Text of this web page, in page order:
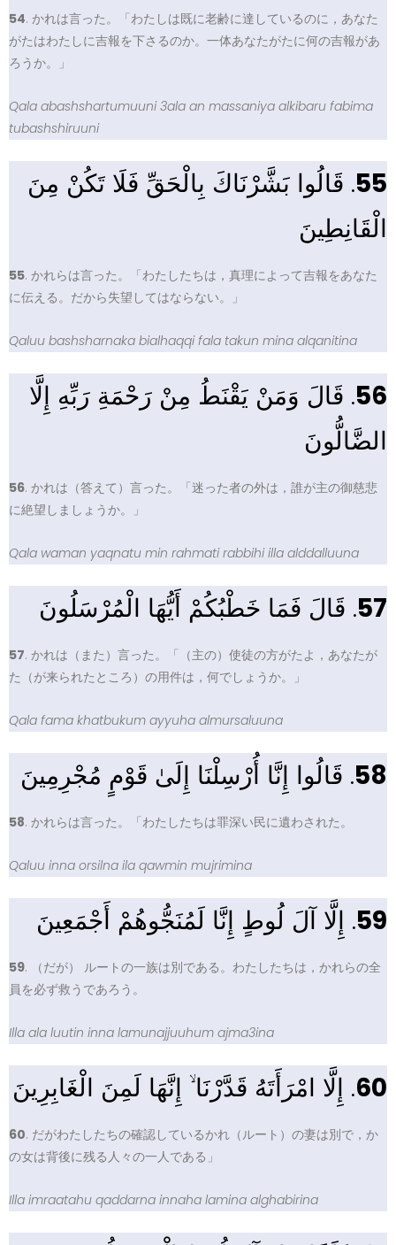
54. かれは言った。「わたしは既に老齢に達しているのに，あなた
がたはわたしに吉報を下さるのか。一体あなたがたに何の吉報があ
ろうか。」
Qala abashshartumuuni 3ala an massaniya alkibaru fabima
tubashshiruuni
55. قَالُوا بَشَّرْنَاكَ بِالْحَقِّ فَلَا تَكُنْ مِنَ
الْقَانِطِينَ
55. かれらは言った。「わたしたちは，真理によって吉報をあなた
に伝える。だから失望してはならない。」
Qaluu bashsharnaka bialhaqqi fala takun mina alqanitina
56. قَالَ وَمَنْ يَقْنَطُ مِنْ رَحْمَةِ رَبِّهِ إِلَّا
الضَّالُّونَ
56. かれは（答えて）言った。「迷った者の外は，誰が主の御慈悲
に絶望しましょうか。」
Qala waman yaqnatu min rahmati rabbihi illa alddalluuna
57. قَالَ فَمَا خَطْبُكُمْ أَيُّهَا الْمُرْسَلُونَ
57. かれは（また）言った。「（主の）使徒の方がたよ，あなたが
た（が来られたところ）の用件は，何でしょうか。」
Qala fama khatbukum ayyuha almursaluuna
58. قَالُوا إِنَّا أُرْسِلْنَا إِلَىٰ قَوْمٍ مُجْرِمِينَ
58. かれらは言った。「わたしたちは罪深い民に遺わされた。
Qaluu inna orsilna ila qawmin mujrimina
59. إِلَّا آلَ لُوطٍ إِنَّا لَمُنَجُّوهُمْ أَجْمَعِينَ
59. （だが） ルートの一族は別である。わたしたちは，かれらの全
員を必ず救うであろう。
Illa ala luutin inna lamunajjuuhum ajma3ina
60. إِلَّا امْرَأَتَهُ قَدَّرْنَا ۙ إِنَّهَا لَمِنَ الْغَابِرِينَ
60. だがわたしたちの確認しているかれ（ルート）の妻は別で，か
の女は背後に残る人々の一人である」
Illa imraatahu qaddarna innaha lamina alghabirina